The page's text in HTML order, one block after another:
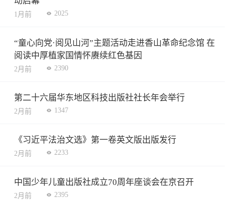
1月前 2025
“童心向党·阅见山河”主题活动走进香山革命纪念馆 在
阅读中厚植家国情怀赓续红色基因
2月前 2390
第二十六届华东地区科技出版社社长年会举行
2月前 1347
《习近平法治文选》第一卷英文版出版发行
2月前 2233
中国少年儿童出版社成立70周年座谈会在京召开
2月前 2395